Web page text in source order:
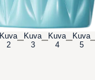
Kuva
2
Kuva
3
Kuva
4
Kuva
5